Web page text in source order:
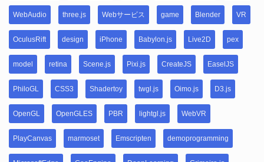
WebAudio three.js Webサービス game Blender VR
OculusRift design iPhone Babylon.js Live2D pex
model retina Scene.js Pixi.js CreateJS EaselJS
PhiloGL CSS3 Shadertoy twgl.js Oimo.js D3.js
OpenGL OpenGLES PBR lightgl.js WebVR
PlayCanvas marmoset Emscripten demoprogramming